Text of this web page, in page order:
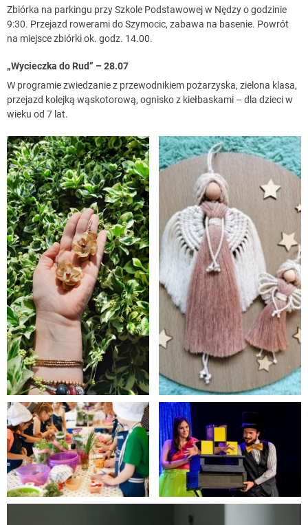
Zbiórka na parkingu przy Szkole Podstawowej w Nędzy o godzinie
9:30. Przejazd rowerami do Szymocic, zabawa na basenie. Powrót
na miejsce zbiórki ok. godz. 14.00.
„Wycieczka do Rud” – 28.07
W programie zwiedzanie z przewodnikiem pożarzyska, zielona klasa,
przejazd kolejką wąskotorową, ognisko z kiełbaskami – dla dzieci w
wieku od 7 lat.